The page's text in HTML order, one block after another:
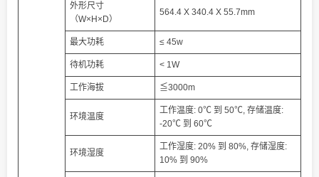
外形尺寸
（W×H×D）
564.4 X 340.4 X 55.7mm
最大功耗 ≤ 45w
待机功耗 < 1W
工作海拔 ≦3000m
环境温度
工作温度: 0℃ 到 50℃, 存储温度:
-20℃ 到 60℃
环境湿度
工作湿度: 20% 到 80%, 存储湿度:
10% 到 90%